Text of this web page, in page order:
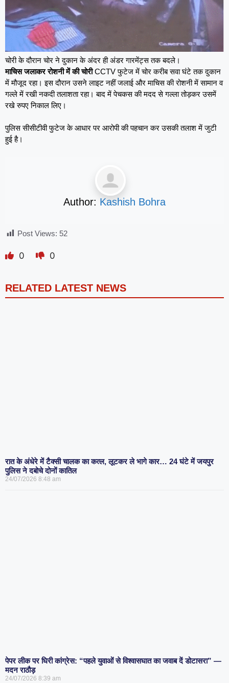
चोरी के दौरान चोर ने दुकान के अंदर ही अंडर गारमेंट्स तक बदले।
माचिस जलाकर रोशनी में की चोरीCCTV फुटेज में चोर करीब सवा घंटे तक दुकान
में मौजूद रहा। इस दौरान उसने लाइट नहीं जलाई और माचिस की रोशनी में सामान व
गल्ले में रखी नकदी तलाशता रहा। बाद में पेचकस की मदद से गल्ला तोड़कर उसमें
रखे रुपए निकाल लिए।
पुलिस सीसीटीवी फुटेज के आधार पर आरोपी की पहचान कर उसकी तलाश में जुटी
हुई है।
Author: Kashish Bohra
Post Views: 52
0 0
RELATED LATEST NEWS
रात के अंधेरे में टैक्सी चालक का कत्ल, लूटकर ले भागे कार… 24 घंटे में जयपुर
पुलिस ने दबोचे दोनों कातिल
24/07/2026 8:48 am
पेपर लीक पर घिरी कांग्रेस: “पहले युवाओं से विश्वासघात का जवाब दें डोटासरा” —
मदन राठौड़
24/07/2026 8:39 am